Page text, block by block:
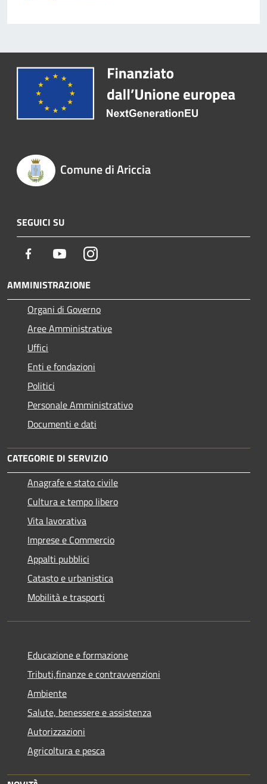
Comune di Ariccia
SEGUICI SU
Facebook YoutubeInstagram
AMMINISTRAZIONE
Organi di Governo
Aree Amministrative
Uffici
Enti e fondazioni
Politici
Personale Amministrativo
Documenti e dati
CATEGORIE DI SERVIZIO
Anagrafe e stato civile
Cultura e tempo libero
Vita lavorativa
Imprese e Commercio
Appalti pubblici
Catasto e urbanistica
Mobilità e trasporti
Educazione e formazione
Tributi,finanze e contravvenzioni
Ambiente
Salute, benessere e assistenza
Autorizzazioni
Agricoltura e pesca